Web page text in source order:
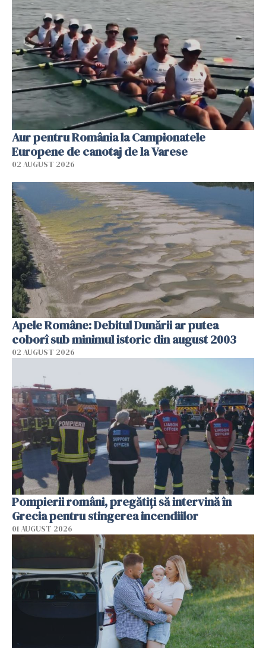
Aur pentru România la Campionatele
Europene de canotaj de la Varese
02 AUGUST 2026
Apele Române: Debitul Dunării ar putea
coborî sub minimul istoric din august 2003
02 AUGUST 2026
Pompierii români, pregătiţi să intervină în
Grecia pentru stingerea incendiilor
01 AUGUST 2026